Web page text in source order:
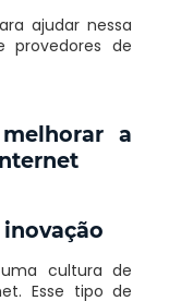
ajudar nessa
de
a
inovação
cultura de
Esse tipo de